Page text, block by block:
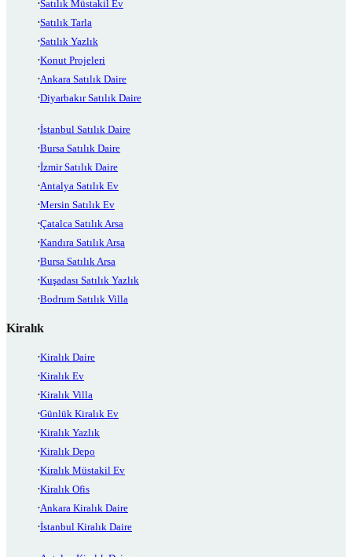
Satılık Müstakil Ev
Satılık Tarla
Satılık Yazlık
Konut Projeleri
Ankara Satılık Daire
Diyarbakır Satılık Daire
İstanbul Satılık Daire
Bursa Satılık Daire
İzmir Satılık Daire
Antalya Satılık Ev
Mersin Satılık Ev
Çatalca Satılık Arsa
Kandıra Satılık Arsa
Bursa Satılık Arsa
Kuşadası Satılık Yazlık
Bodrum Satılık Villa
Kiralık
Kiralık Daire
Kiralık Ev
Kiralık Villa
Günlük Kiralık Ev
Kiralık Yazlık
Kiralık Depo
Kiralık Müstakil Ev
Kiralık Ofis
Ankara Kiralık Daire
İstanbul Kiralık Daire